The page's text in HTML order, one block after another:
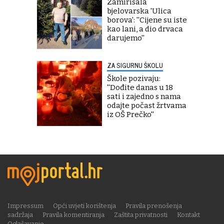
bjelovarska 'Ulica
borova': ''Cijene su iste
kao lani, a dio drvaca
darujemo''
ZA SIGURNU ŠKOLU
Škole pozivaju:
''Dođite danas u 18
sati i zajedno s nama
odajte počast žrtvama
iz OŠ Prečko''
Impressum Opći uvjeti korištenja
Pravila prenošenja
sadržaja
Pravila komentiranja Zaštita privatnosti
Kontakt